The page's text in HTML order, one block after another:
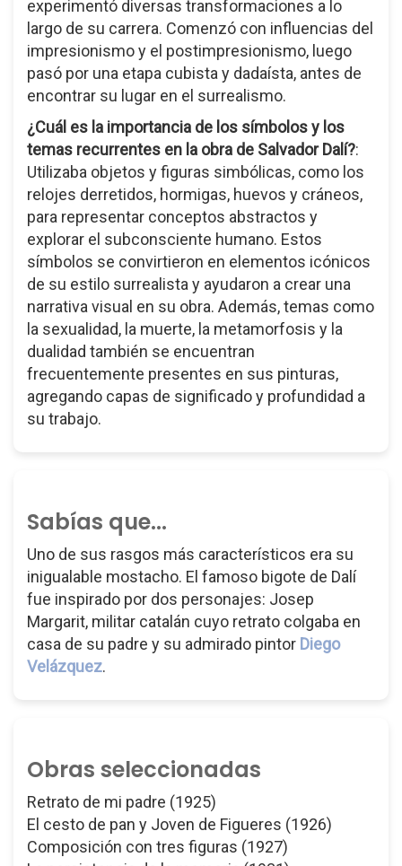
experimentó diversas transformaciones a lo
largo de su carrera. Comenzó con influencias del
impresionismo y el postimpresionismo, luego
pasó por una etapa cubista y dadaísta, antes de
encontrar su lugar en el surrealismo.
¿Cuál es la importancia de los símbolos y los
temas recurrentes en la obra de Salvador Dalí?:
Utilizaba objetos y figuras simbólicas, como los
relojes derretidos, hormigas, huevos y cráneos,
para representar conceptos abstractos y
explorar el subconsciente humano. Estos
símbolos se convirtieron en elementos icónicos
de su estilo surrealista y ayudaron a crear una
narrativa visual en su obra. Además, temas como
la sexualidad, la muerte, la metamorfosis y la
dualidad también se encuentran
frecuentemente presentes en sus pinturas,
agregando capas de significado y profundidad a
su trabajo.
Sabías que...
Uno de sus rasgos más característicos era su
inigualable mostacho. El famoso bigote de Dalí
fue inspirado por dos personajes: Josep
Margarit, militar catalán cuyo retrato colgaba en
casa de su padre y su admirado pintor Diego
Velázquez.
Obras seleccionadas
Retrato de mi padre (1925)
El cesto de pan y Joven de Figueres (1926)
Composición con tres figuras (1927)